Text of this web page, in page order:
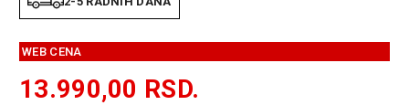
MREŽNA
SKENERI I
WEB CENA
13.990,00 RSD.